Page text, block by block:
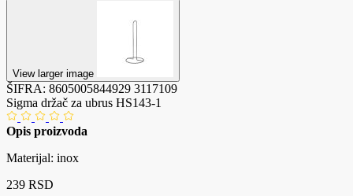
View larger image
ŠIFRA: 8605005844929 3117109
Sigma držač za ubrus HS143-1
Opis proizvoda
Materijal: inox
239 RSD